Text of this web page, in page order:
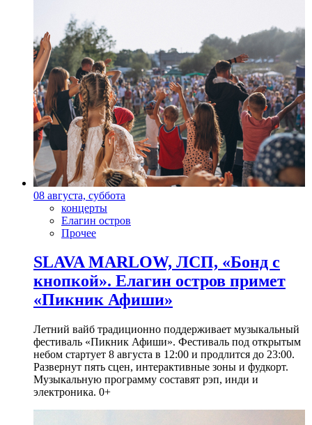
08 августа, суббота
концерты
Елагин остров
Прочее
SLAVA MARLOW, ЛСП, «Бонд с
кнопкой». Елагин остров примет
«Пикник Афиши»
Летний вайб традиционно поддерживает музыкальный
фестиваль «Пикник Афиши». Фестиваль под открытым
небом стартует 8 августа в 12:00 и продлится до 23:00.
Развернут пять сцен, интерактивные зоны и фудкорт.
Музыкальную программу составят рэп, инди и
электроника. 0+